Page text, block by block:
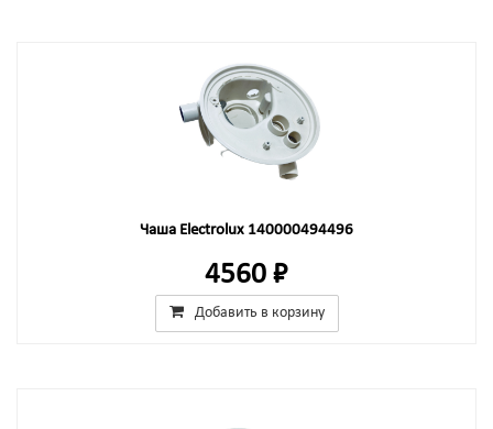
Чаша Electrolux 140000494496
4560 ₽
Добавить в корзину